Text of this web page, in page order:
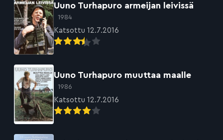
Uuno Turhapuro armeijan leivissä
1984
Katsottu 12.7.2016
Uuno Turhapuro muuttaa maalle
1986
Katsottu 12.7.2016